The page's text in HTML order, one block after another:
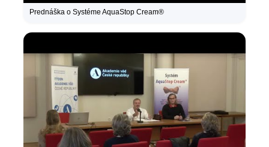
Prednáška o Systéme AquaStop Cream®